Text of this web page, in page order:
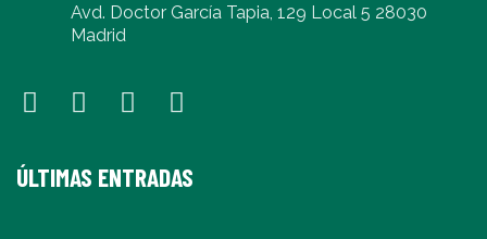
Avd. Doctor García Tapia, 129 Local 5 28030
Madrid
ÚLTIMAS ENTRADAS